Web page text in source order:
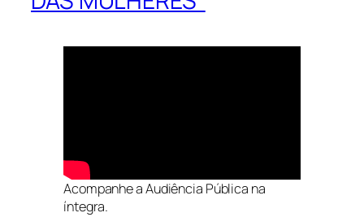
Acompanhe a Audiência Pública na
íntegra.